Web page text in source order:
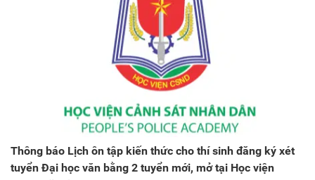
Thông báo Lịch ôn tập kiến thức cho thí sinh đăng ký xét
tuyển Đại học văn bằng 2 tuyển mới, mở tại Học viện